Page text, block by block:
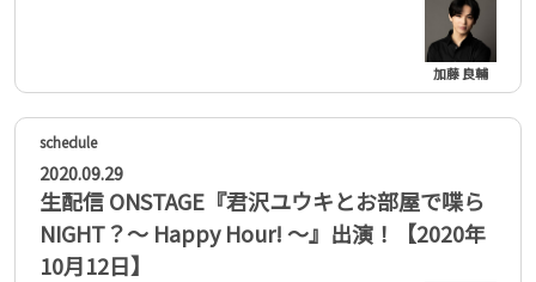
加藤 良輔
2020.09.29
生配信 ONSTAGE『君沢ユウキとお部屋で喋ら
NIGHT？～ Happy Hour! ～』出演！【2020年
10月12日】